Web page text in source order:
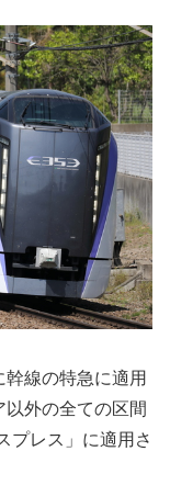
線の特急に適用
外の全ての区間
プレス」に適用さ